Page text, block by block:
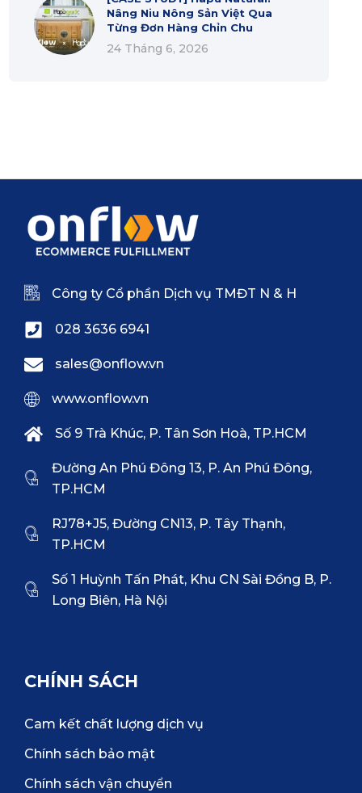
Nâng Niu Nông Sản Việt Qua
Từng Đơn Hàng Chỉn Chu
24 Tháng 6, 2026
Công ty Cổ phần Dịch vụ TMĐT N & H
028 3636 6941
sales@onflow.vn
www.onflow.vn
Số 9 Trà Khúc, P. Tân Sơn Hoà, TP.HCM
Đường An Phú Đông 13, P. An Phú Đông,
TP.HCM
RJ78+J5, Đường CN13, P. Tây Thạnh,
TP.HCM
Số 1 Huỳnh Tấn Phát, Khu CN Sài Đồng B, P.
Long Biên, Hà Nội
CHÍNH SÁCH
Cam kết chất lượng dịch vụ
Chính sách bảo mật
Chính sách vận chuyển